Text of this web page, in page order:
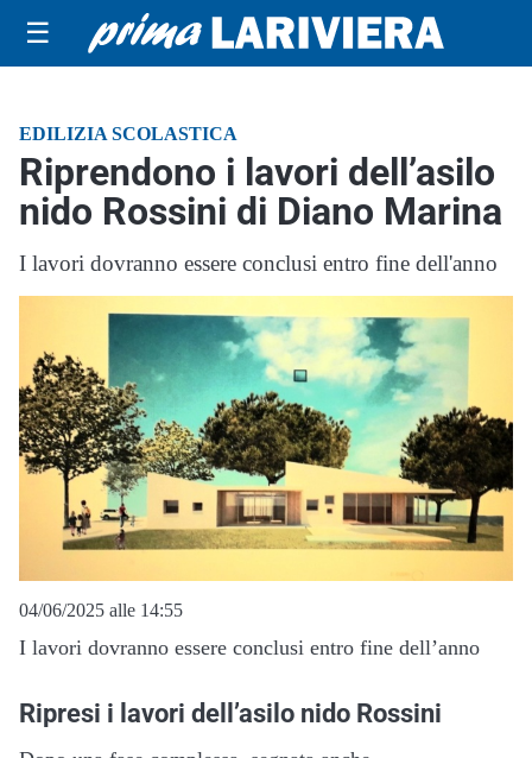
☰
EDILIZIA SCOLASTICA
Riprendono i lavori dell’asilo
nido Rossini di Diano Marina
I lavori dovranno essere conclusi entro fine dell'anno
04/06/2025 alle 14:55
I lavori dovranno essere conclusi entro fine dell’anno
Ripresi i lavori dell’asilo nido Rossini